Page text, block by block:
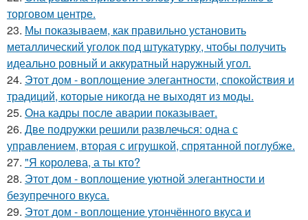
торговом центре.
23. Мы показываем, как правильно установить
металлический уголок под штукатурку, чтобы получить
идеально ровный и аккуратный наружный угол.
24. Этот дом - воплощение элегантности, спокойствия и
традиций, которые никогда не выходят из моды.
25. Она кадры после аварии показывает.
26. Две подружки решили развлечься: одна с
управлением, вторая с игрушкой, спрятанной поглубже.
27. "Я королева, а ты кто?
28. Этот дом - воплощение уютной элегантности и
безупречного вкуса.
29. Этот дом - воплощение утончённого вкуса и